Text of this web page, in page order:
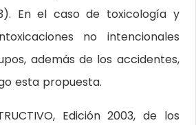
En el caso de toxicología y
no intencionales
además de los accidentes,
esta propuesta.
Edición 2003, de los